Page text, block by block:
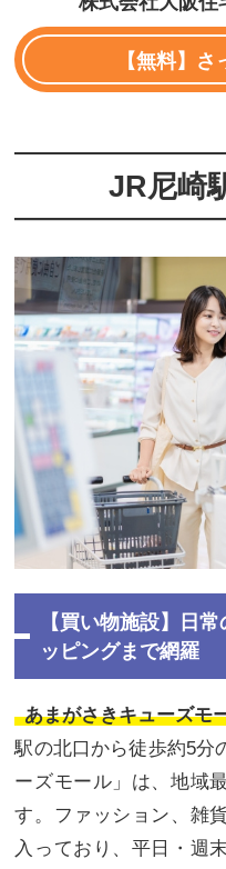
【無料】
JR尼崎
【買い物施設】日
ッピングまで網羅
あまがさきキューズモ
駅の北口から徒歩約5分
ーズモール」は、地域
す。ファッション、雑
入っており、平日・週